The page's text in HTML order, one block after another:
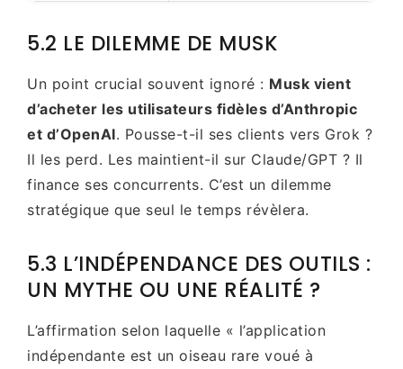
5.2 LE DILEMME DE MUSK
Un point crucial souvent ignoré : Musk vient
d’acheter les utilisateurs fidèles d’Anthropic
et d’OpenAI. Pousse-t-il ses clients vers Grok ?
Il les perd. Les maintient-il sur Claude/GPT ? Il
finance ses concurrents. C’est un dilemme
stratégique que seul le temps révèlera.
5.3 L’INDÉPENDANCE DES OUTILS :
UN MYTHE OU UNE RÉALITÉ ?
L’affirmation selon laquelle « l’application
indépendante est un oiseau rare voué à